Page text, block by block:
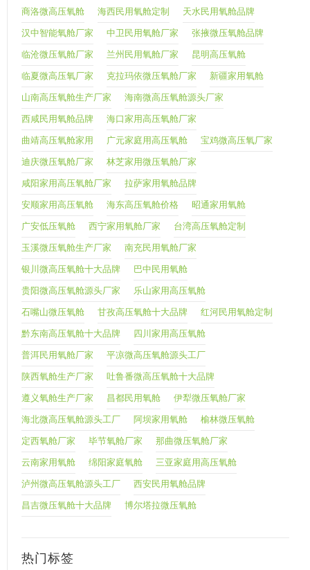
商洛微高压氧舱 海西民用氧舱定制 天水民用氧舱品牌
汉中智能氧舱厂家 中卫民用氧舱厂家 张掖微压氧舱品牌
临沧微压氧舱厂家 兰州民用氧舱厂家 昆明高压氧舱
临夏微高压氧厂家 克拉玛依微压氧舱厂家 新疆家用氧舱
山南高压氧舱生产厂家 海南微高压氧舱源头厂家
西咸民用氧舱品牌 海口家用高压氧舱厂家
曲靖高压氧舱家用 广元家庭用高压氧舱 宝鸡微高压氧厂家
迪庆微压氧舱厂家 林芝家用微压氧舱厂家
咸阳家用高压氧舱厂家 拉萨家用氧舱品牌
安顺家用高压氧舱 海东高压氧舱价格 昭通家用氧舱
广安低压氧舱 西宁家用氧舱厂家 台湾高压氧舱定制
玉溪微压氧舱生产厂家 南充民用氧舱厂家
银川微高压氧舱十大品牌 巴中民用氧舱
贵阳微高压氧舱源头厂家 乐山家用高压氧舱
石嘴山微压氧舱 甘孜高压氧舱十大品牌 红河民用氧舱定制
黔东南高压氧舱十大品牌 四川家用高压氧舱
普洱民用氧舱厂家 平凉微高压氧舱源头工厂
陕西氧舱生产厂家 吐鲁番微高压氧舱十大品牌
遵义氧舱生产厂家 昌都民用氧舱 伊犁微压氧舱厂家
海北微高压氧舱源头工厂 阿坝家用氧舱 榆林微压氧舱
定西氧舱厂家 毕节氧舱厂家 那曲微压氧舱厂家
云南家用氧舱 绵阳家庭氧舱 三亚家庭用高压氧舱
泸州微高压氧舱源头工厂 西安民用氧舱品牌
昌吉微压氧舱十大品牌 博尔塔拉微压氧舱
热门标签